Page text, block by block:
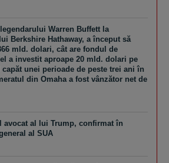
Warren Buffett la
Berkshire Hathaway, a început să
mld. dolari, cât are fondul de
a investit aproape 20 mld. dolari pe
unei perioade de peste trei ani în
din Omaha a fost vânzător net de
avocat al lui Trump, confirmat în
al SUA